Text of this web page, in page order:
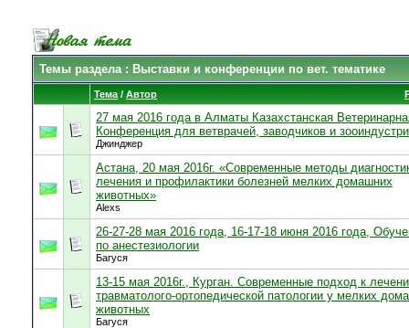
Темы раздела: Выставки и конференции по вет. тематике
Тема / Автор
27 мая 2016 года в Алматы Казахстанская
Конференция для ветврачей, заводчиков и
Джинджер
Астана, 20 мая 2016г. «Современные методы
лечения и профилактики болезней мелких домашних
животных»
Alexs
26-27-28 мая 2016 года, 16-17-18 июня 2016 года,
по анестезиологии
Багуся
13-15 мая 2016г., Курган. Современные подход к
травматолого-ортопедической патологии у мелких
животных
Багуся